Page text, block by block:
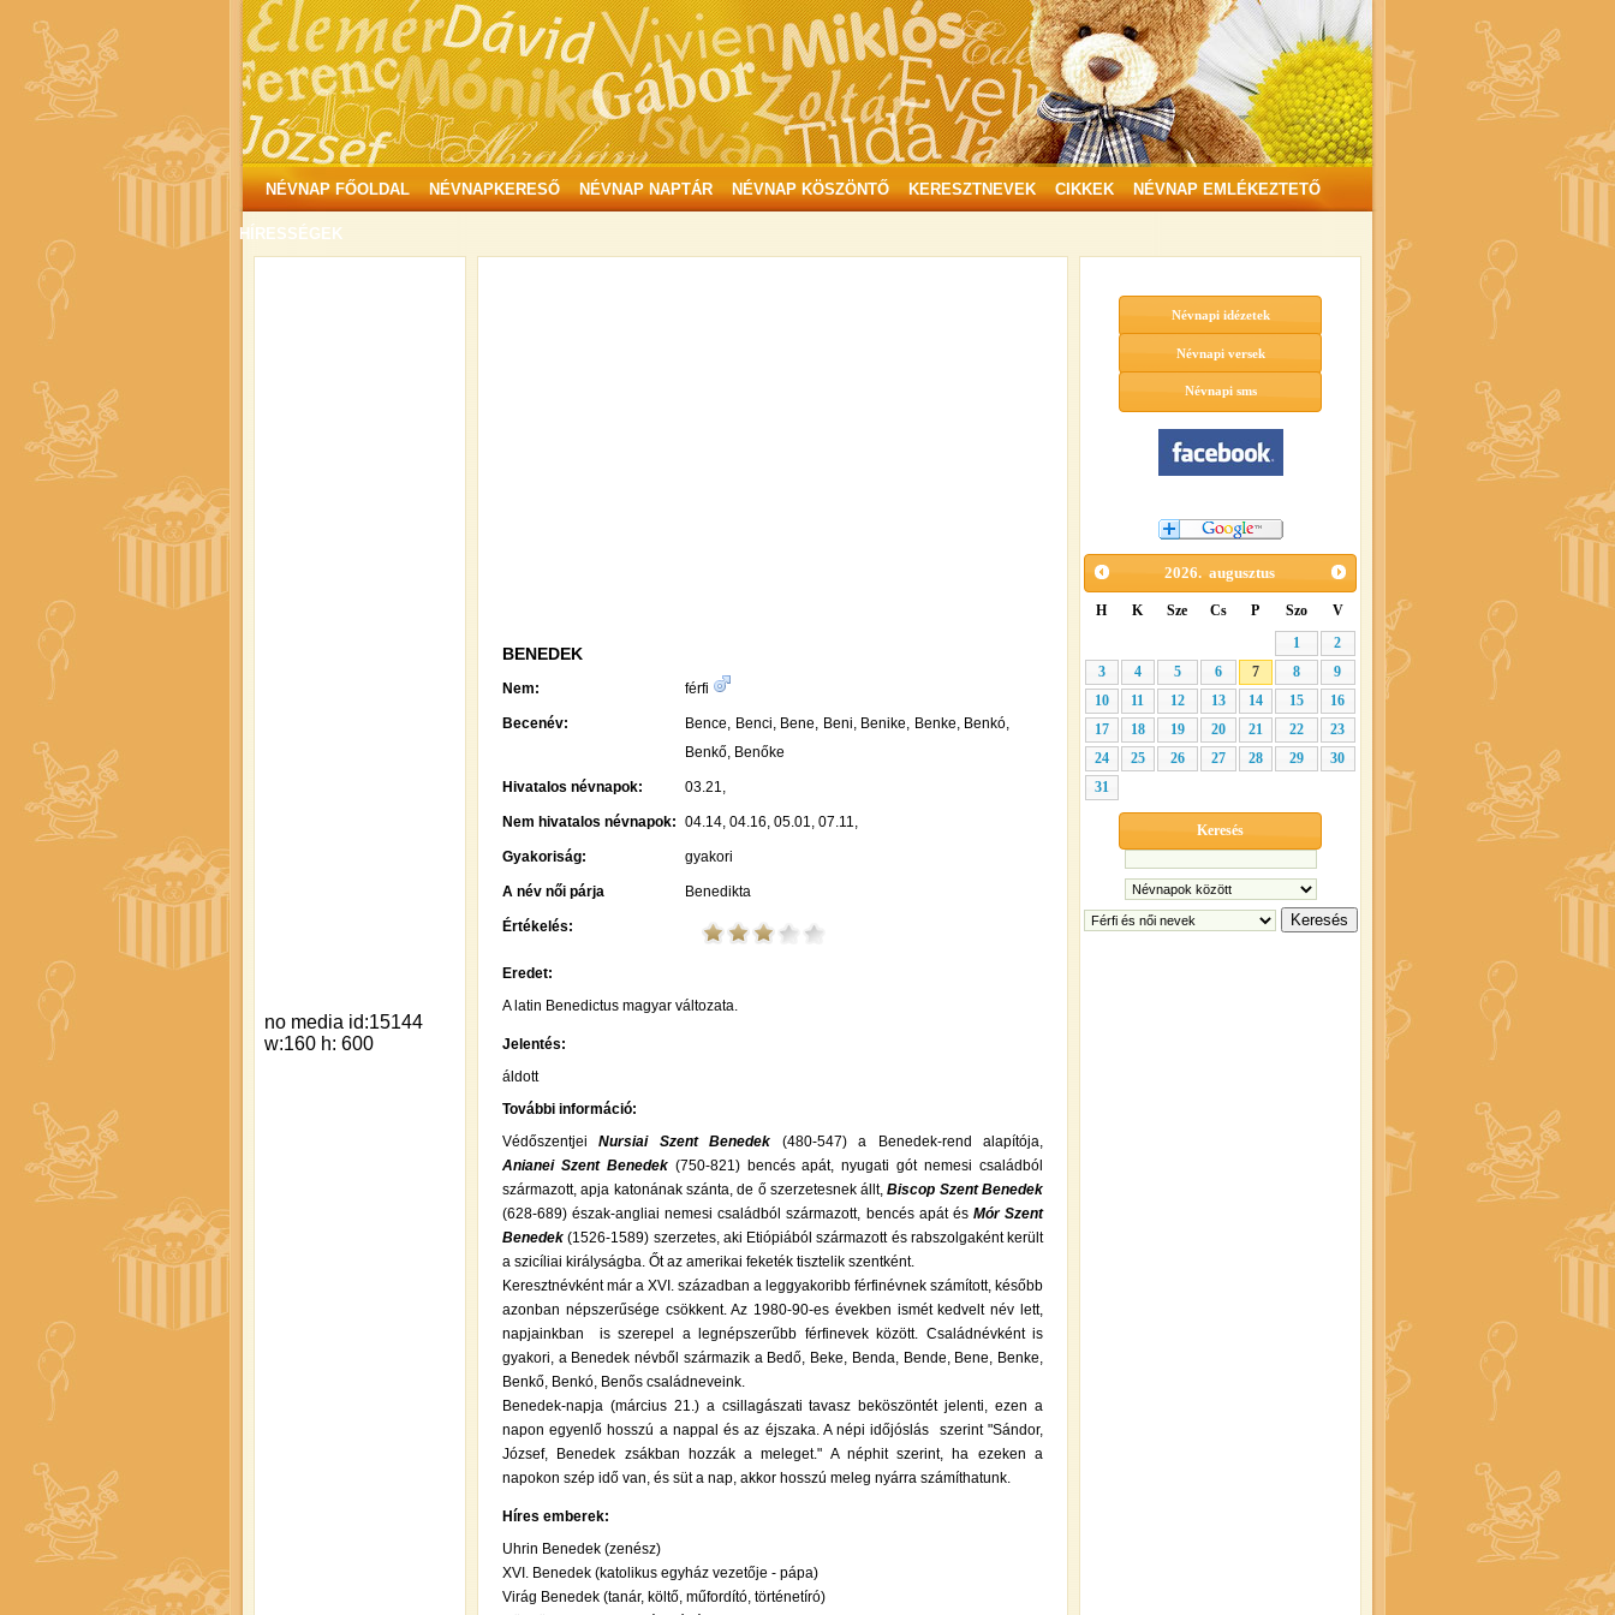
NÉVNAP FŐOLDAL NÉVNAPKERESŐ NÉVNAP NAPTÁR NÉVNAP KÖSZÖNTŐ KERESZTNEVEK CIKKEK NÉVNAP EMLÉKEZTETŐ
HÍRESSÉGEK
BENEDEK
Nem: férfi
Becenév:
Bence, Benci, Bene, Beni, Benike, Benke, Benkó,
Benkő, Benőke
Hivatalos névnapok: 03.21,
Nem hivatalos névnapok: 04.14, 04.16, 05.01, 07.11,
Gyakoriság: gyakori
A név női párja Benedikta
Értékelés:
Eredet:
A latin Benedictus magyar változata.
Jelentés:
áldott
További információ:
Védőszentjei Nursiai Szent Benedek (480-547) a Benedek-rend alapítója,
Anianei Szent Benedek(750-821) bencés apát, nyugati gót nemesi családból
származott, apja katonának szánta, de ő szerzetesnek állt, Biscop Szent Benedek
(628-689) észak-angliai nemesi családból származott, bencés apát és Mór Szent
Benedek (1526-1589) szerzetes, aki Etiópiából származott és rabszolgaként került
a szicíliai királyságba. Őt az amerikai feketék tisztelik szentként.
Keresztnévként már a XVI. században a leggyakoribb férfinévnek számított, később
azonban népszerűsége csökkent. Az 1980-90-es években ismét kedvelt név lett,
napjainkban is szerepel a legnépszerűbb férfinevek között. Családnévként is
gyakori, a Benedek névből származik a Bedő, Beke, Benda, Bende, Bene, Benke,
Benkő, Benkó, Benős családneveink.
Benedek-napja (március 21.) a csillagászati tavasz beköszöntét jelenti, ezen a
napon egyenlő hosszú a nappal és az éjszaka. A népi időjóslás szerint "Sándor,
József, Benedek zsákban hozzák a meleget." A néphit szerint, ha ezeken a
napokon szép idő van, és süt a nap, akkor hosszú meleg nyárra számíthatunk.
Híres emberek:
Uhrin Benedek (zenész)
XVI. Benedek (katolikus egyház vezetője - pápa)
Virág Benedek (tanár, költő, műfordító, történetíró)
Névnapi idézetek
Névnapi versek
Névnapi sms
2026.augusztus
H K Sze Cs P Szo
V
1
2
3
4 5 6 7 8
9
10
11 12 13 14 15
16
17
18 19 20 21 22
23
24
25 26 27 28 29
30
31
Keresés